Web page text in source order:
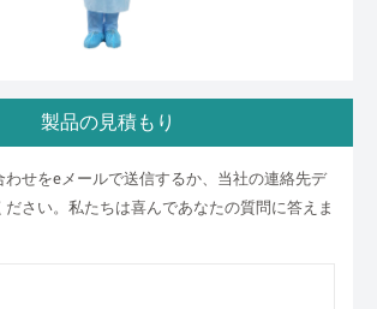
製品の見積もり
わせをeメールで送信するか、当社の連絡先デ
ださい。私たちは喜んであなたの質問に答えま